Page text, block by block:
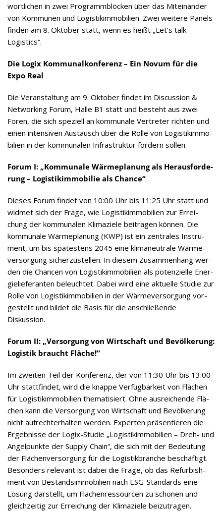
wort­li­chen in zwei Pro­gramm­blö­cken über das Mit­ein­an­der
von Kom­mu­nen und Logis­tik­im­mo­bi­lien. Zwei wei­tere Panels
fin­den am 8. Okto­ber statt, wenn es heißt „Let’s talk
Logistics“.
Die Logix Kom­mu­nal­kon­fe­renz – Ein Novum für die
Expo Real
Die Ver­an­stal­tung am 9. Okto­ber fin­det im Dis­cus­sion &
Net­wor­king Forum, Halle B1 statt und besteht aus zwei
Foren, die sich spe­zi­ell an kom­mu­nale Ver­tre­ter rich­ten und
einen inten­si­ven Aus­tausch über die Rolle von Logis­tik­im­mo­
bi­lien in der kom­mu­na­len Infra­struk­tur för­dern sollen.
Forum I: „Kom­mu­nale Wär­me­pla­nung als Her­aus­for­de­
rung – Logis­tik­im­mo­bi­lie als Chance“
Die­ses Forum fin­det von 10:00 Uhr bis 11:25 Uhr statt und
wid­met sich der Frage, wie Logis­tik­im­mo­bi­lien zur Errei­
chung der kom­mu­na­len Kli­ma­ziele bei­tra­gen kön­nen. Die
kom­mu­nale Wär­me­pla­nung (KWP) ist ein zen­tra­les Instru­
ment, um bis spä­tes­tens 2045 eine kli­ma­neu­trale Wär­me­
ver­sor­gung sicher­zu­stel­len. In die­sem Zusam­men­hang wer­
den die Chan­cen von Logis­tik­im­mo­bi­lien als poten­zi­elle Ener­
gie­lie­fe­ran­ten beleuch­tet. Dabei wird eine aktu­elle Stu­die zur
Rolle von Logis­tik­im­mo­bi­lien in der Wär­me­ver­sor­gung vor­
ge­stellt und bil­det die Basis für die anschlie­ßende
Diskussion.
Forum II: „Ver­sor­gung von Wirt­schaft und Bevöl­ke­rung:
Logis­tik braucht Fläche!“
Im zwei­ten Teil der Kon­fe­renz, der von 11:30 Uhr bis 13:00
Uhr statt­fin­det, wird die knappe Ver­füg­bar­keit von Flä­chen
für Logis­tik­im­mo­bi­lien the­ma­ti­siert. Ohne aus­rei­chende Flä­
chen kann die Ver­sor­gung von Wirt­schaft und Bevöl­ke­rung
nicht auf­recht­erhal­ten wer­den. Exper­ten prä­sen­tie­ren die
Ergeb­nisse der Logix-Stu­die „Logis­tik­im­mo­bi­lien – Dreh- und
Angel­punkte der Sup­ply Chain“, die sich mit der Bedeu­tung
der Flä­chen­ver­sor­gung für die Logis­tik­bran­che beschäf­tigt.
Beson­ders rele­vant ist dabei die Frage, ob das Refur­bish­
ment von Bestands­im­mo­bi­lien nach ESG-Stan­dards eine
Lösung dar­stellt, um Flä­chen­res­sour­cen zu scho­nen und
gleich­zei­tig zur Errei­chung der Kli­ma­ziele beizutragen.